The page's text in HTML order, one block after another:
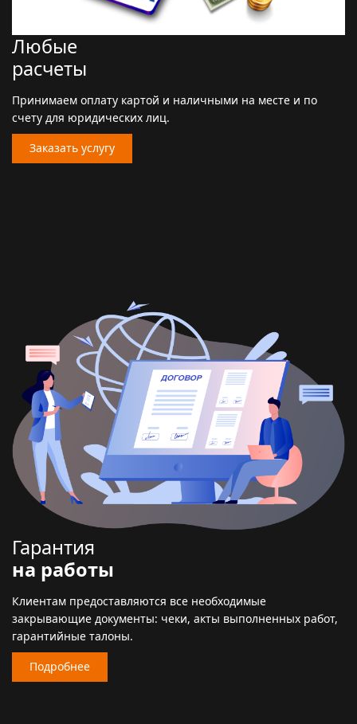
Любые
расчеты
Принимаем оплату картой и наличными на месте и по
счету для юридических лиц.
Заказать услугу
Гарантия
на работы
Клиентам предоставляются все необходимые
закрывающие документы: чеки, акты выполненных работ,
гарантийные талоны.
Подробнее